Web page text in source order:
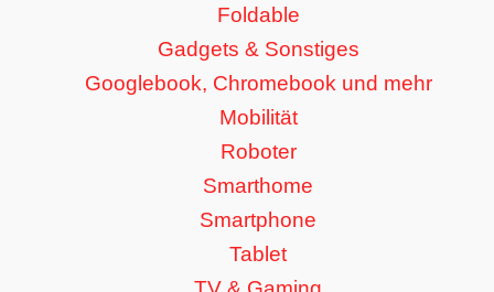
Foldable
Gadgets & Sonstiges
Googlebook, Chromebook und mehr
Mobilität
Roboter
Smarthome
Smartphone
Tablet